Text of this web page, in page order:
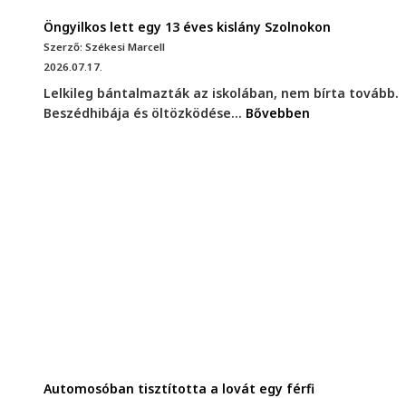
Öngyilkos lett egy 13 éves kislány Szolnokon
Szerző: Székesi Marcell
2026.07.17.
Lelkileg bántalmazták az iskolában, nem bírta tovább.
Beszédhibája és öltözködése... Bővebben
Automosóban tisztította a lovát egy férfi